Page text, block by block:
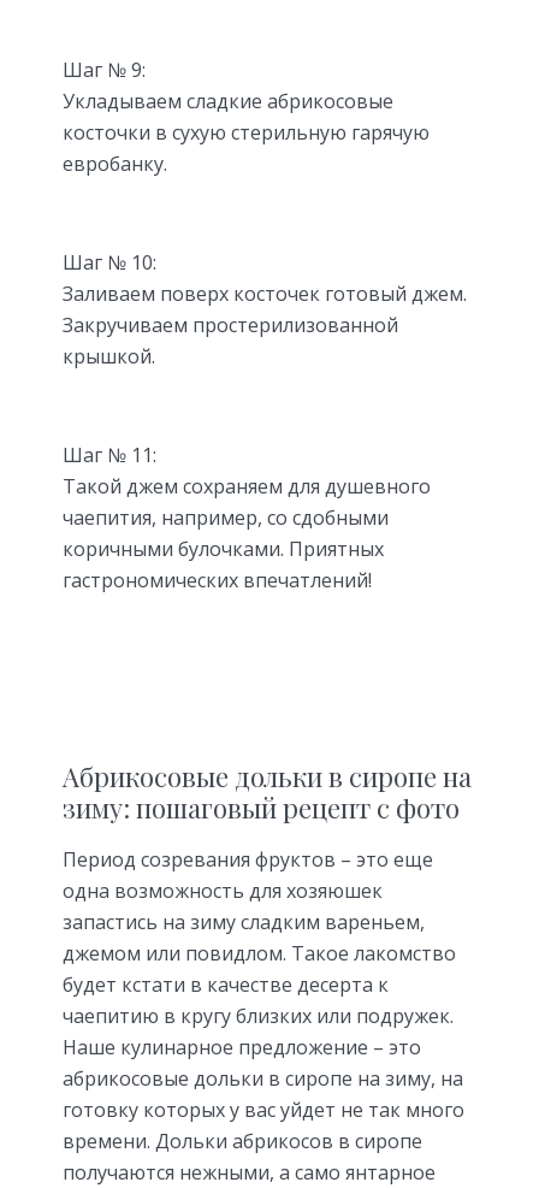
Шаг № 9:
Укладываем сладкие абрикосовые
косточки в сухую стерильную гарячую
евробанку.
Шаг № 10:
Заливаем поверх косточек готовый джем.
Закручиваем простерилизованной
крышкой.
Шаг № 11:
Такой джем сохраняем для душевного
чаепития, например, со сдобными
коричными булочками. Приятных
гастрономических впечатлений!
Абрикосовые дольки в сиропе на
зиму: пошаговый рецепт с фото
Период созревания фруктов – это еще
одна возможность для хозяюшек
запастись на зиму сладким вареньем,
джемом или повидлом. Такое лакомство
будет кстати в качестве десерта к
чаепитию в кругу близких или подружек.
Наше кулинарное предложение – это
абрикосовые дольки в сиропе на зиму, на
готовку которых у вас уйдет не так много
времени. Дольки абрикосов в сиропе
получаются нежными, а само янтарное